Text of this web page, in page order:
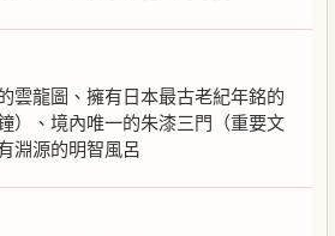
雲龍圖、擁有日本最古老紀年銘的
）、境內唯一的朱漆三門（重要文
淵源的明智風呂